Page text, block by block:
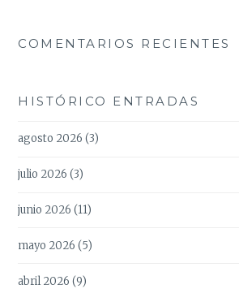
COMENTARIOS RECIENTES
HISTÓRICO ENTRADAS
agosto 2026 (3)
julio 2026 (3)
junio 2026 (11)
mayo 2026 (5)
abril 2026 (9)